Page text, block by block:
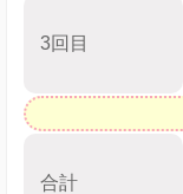
3回目
合計